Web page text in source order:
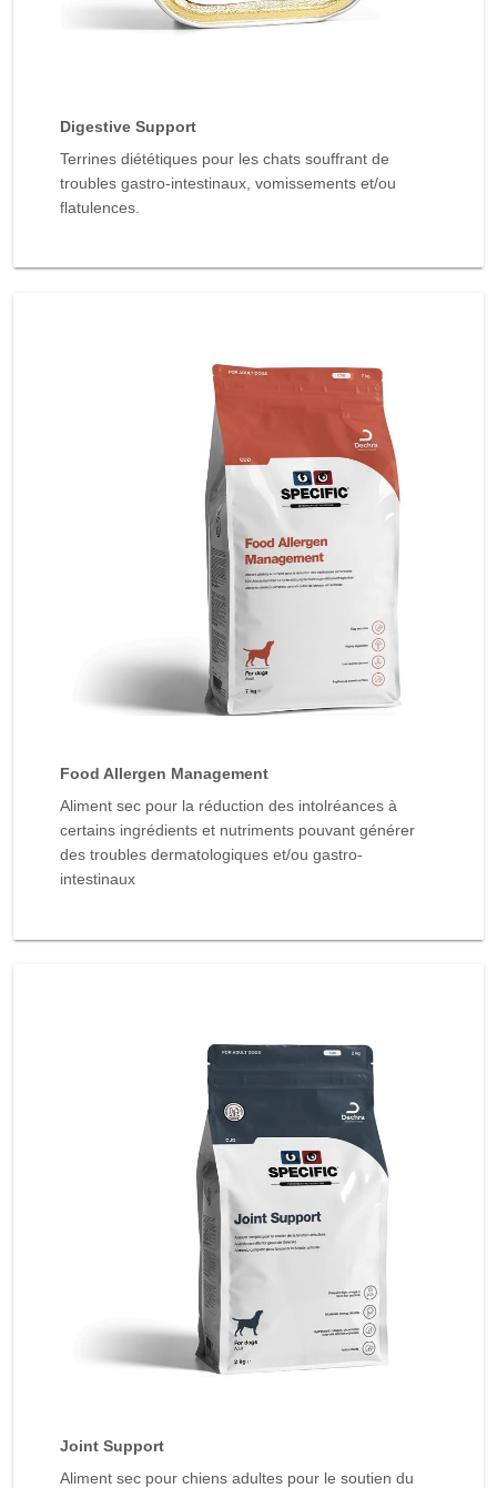
Digestive Support
Terrines diététiques pour les chats souffrant de
troubles gastro-intestinaux, vomissements et/ou
flatulences.
Food Allergen Management
Aliment sec pour la réduction des intolréances à
certains ingrédients et nutriments pouvant générer
des troubles dermatologiques et/ou gastro-
intestinaux
Joint Support
Aliment sec pour chiens adultes pour le soutien du